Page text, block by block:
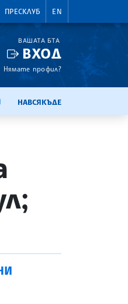
ПРЕСКЛУБ EN
ВАШАТА БТА
ВХОД
Нямате профил?
НАВСЯКЪДЕ